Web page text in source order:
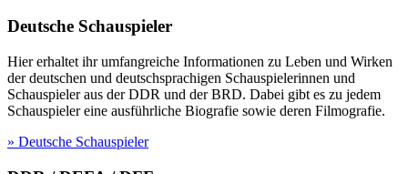
Deutsche Schauspieler
Hier erhaltet ihr umfangreiche Informationen zu Leben und Wirken
der deutschen und deutschsprachigen Schauspielerinnen und
Schauspieler aus der DDR und der BRD. Dabei gibt es zu jedem
Schauspieler eine ausführliche Biografie sowie deren Filmografie.
» Deutsche Schauspieler